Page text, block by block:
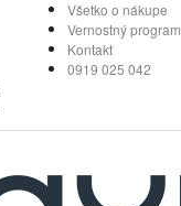
Všetko o nákupe
Vernostný program
Kontakt
0919 025 042